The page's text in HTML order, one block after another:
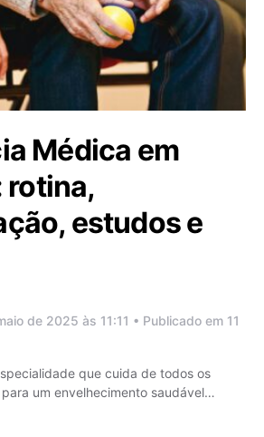
Médica em
rotina,
estudos e
de 2025 às 11:11 • Publicado em 11
que cuida de todos os
um envelhecimento saudável…